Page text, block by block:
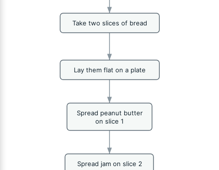
Take two slices of bread
Lay them flat on a plate
Spread peanut butter
on slice 1
Spread jam on slice 2